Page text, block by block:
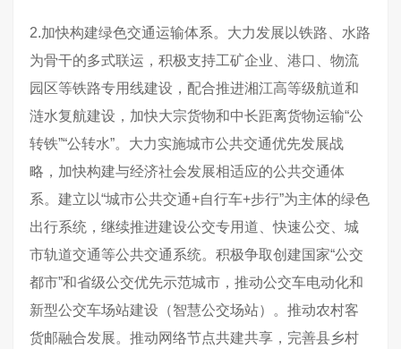
2.加快构建绿色交通运输体系。大力发展以铁路、水路
为骨干的多式联运，积极支持工矿企业、港口、物流
园区等铁路专用线建设，配合推进湘江高等级航道和
涟水复航建设，加快大宗货物和中长距离货物运输“公
转铁”“公转水”。大力实施城市公共交通优先发展战
略，加快构建与经济社会发展相适应的公共交通体
系。建立以“城市公共交通+自行车+步行”为主体的绿色
出行系统，继续推进建设公交专用道、快速公交、城
市轨道交通等公共交通系统。积极争取创建国家“公交
都市”和省级公交优先示范城市，推动公交车电动化和
新型公交车场站建设（智慧公交场站）。推动农村客
货邮融合发展。推动网络节点共建共享，完善县乡村